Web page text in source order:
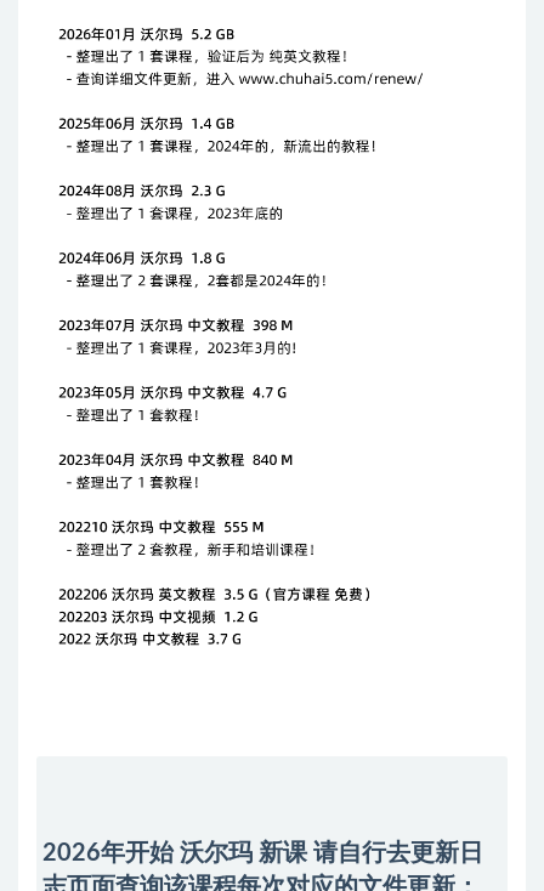
2026年开始 沃尔玛 新课 请自行去更新日